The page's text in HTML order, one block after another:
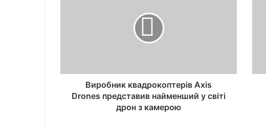
Виробник квадрокоптерів Axis
Drones представив найменший у світі
дрон з камерою